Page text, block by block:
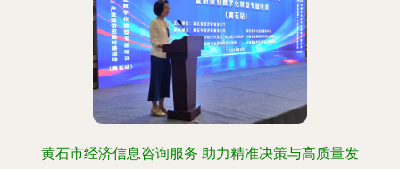
黄石市经济信息咨询服务 助力精准决策与高质量发